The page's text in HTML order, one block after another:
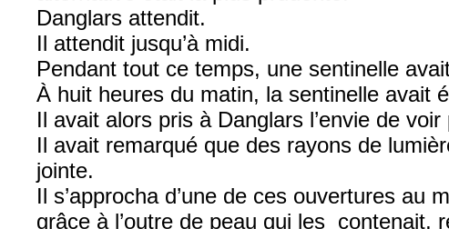
Danglars attendit.
Il attendit jusqu’à midi.
Pendant tout ce temps, une sentinelle
À huit heures du matin, la sentinelle avait
Il avait alors pris à Danglars l’envie de
Il avait remarqué que des rayons de
jointe.
Il s’approcha d’une de ces ouvertures au
grâce à l’outre de peau qui les contenait,